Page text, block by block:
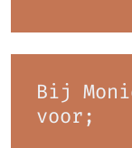
Bij
voor;